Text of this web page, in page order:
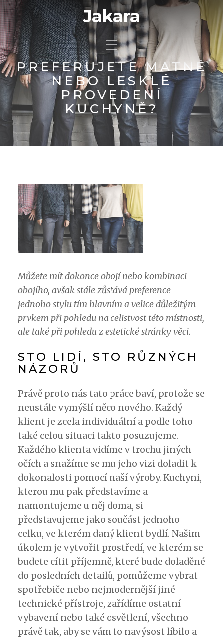
Jakara
PREFERUJETE MATNÉ
NEBO LESKLÉ
PROVEDENÍ
KUCHYNĚ?
Můžete mít dokonce obojí nebo kombinaci
obojího, avšak stále zůstává preference
jednoho stylu tím hlavním a velice důležitým
prvkem při pohledu na celistvost této místnosti,
ale také při pohledu z estetické stránky věci.
STO LIDÍ, STO RŮZNÝCH
NÁZORŮ
Právě proto nás tato práce baví, protože se
neustále vymýšlí něco nového. Každý
klient je zcela individuální a podle toho
také celou situaci takto posuzujeme.
Každého klienta vidíme v trochu jiných
očích a snažíme se mu jeho vizi doladit k
dokonalosti pomocí naší výroby. Kuchyni,
kterou mu pak představíme a
namontujeme u něj doma, si
představujeme jako součást jednoho
celku, ve kterém daný klient bydlí. Našim
úkolem je vytvořit prostředí, ve kterém se
budete cítit příjemně, které bude doladěné
do posledních detailů, pomůžeme vybrat
spotřebiče nebo nejmodernější jiné
technické přístroje, zařídíme ostatní
vybavení nebo také osvětlení, všechno
právě tak, aby se vám to navýsost líbilo a